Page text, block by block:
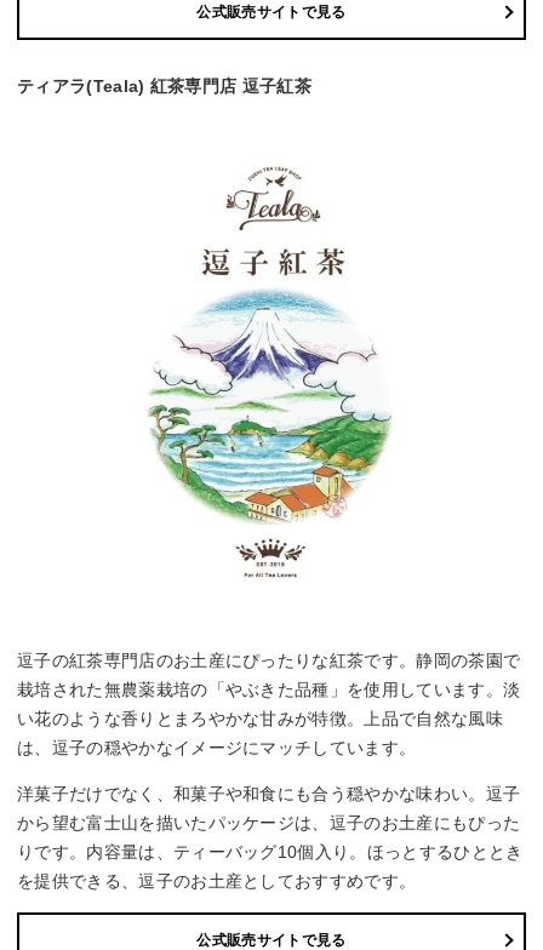
公式販売サイトで見る
ティアラ(Teala) 紅茶専門店 逗子紅茶
逗子の紅茶専門店のお土産にぴったりな紅茶です。静岡の茶園で
栽培された無農薬栽培の「やぶきた品種」を使用しています。淡
い花のような香りとまろやかな甘みが特徴。上品で自然な風味
は、逗子の穏やかなイメージにマッチしています。
洋菓子だけでなく、和菓子や和食にも合う穏やかな味わい。逗子
から望む富士山を描いたパッケージは、逗子のお土産にもぴった
りです。内容量は、ティーバッグ10個入り。ほっとするひととき
を提供できる、逗子のお土産としておすすめです。
公式販売サイトで見る